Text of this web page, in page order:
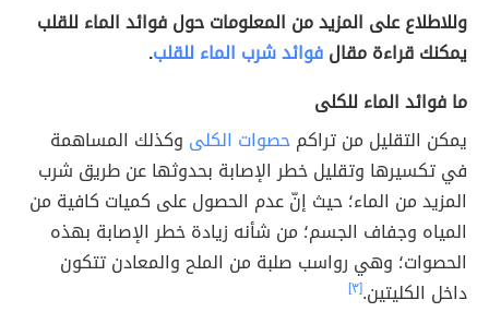
وللاطلاع على المزيد من المعلومات حول فوائد الماء للقلب
يمكنك قراءة مقالفوائد شرب الماء للقلب.
ما فوائد الماء للكلى
يمكن التقليل من تراكمحصوات الكلى وكذلك المساهمة
في تكسيرها وتقليل خطر الإصابة بحدوثها عن طريق شرب
المزيد من الماء؛ حيث إنّ عدم الحصول على كميات كافية من
المياه وجفاف الجسم؛ من شأنه زيادة خطر الإصابة بهذه
الحصوات؛ وهي رواسب صلبة من الملح والمعادن تتكون
داخل الكليتين.[٣]